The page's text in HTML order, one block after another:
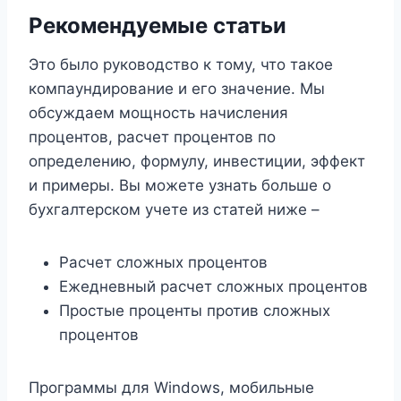
Рекомендуемые статьи
Это было руководство к тому, что такое
компаундирование и его значение. Мы
обсуждаем мощность начисления
процентов, расчет процентов по
определению, формулу, инвестиции, эффект
и примеры. Вы можете узнать больше о
бухгалтерском учете из статей ниже –
Расчет сложных процентов
Ежедневный расчет сложных процентов
Простые проценты против сложных
процентов
Программы для Windows, мобильные